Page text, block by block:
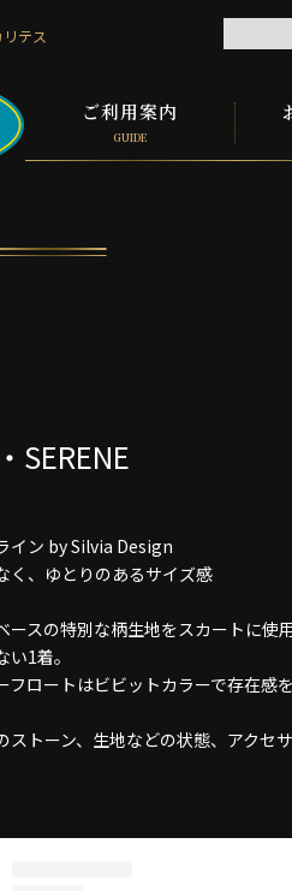
テス
ご利用案内
GUIDE
SERENE
イン by Silvia Design
く、ゆとりのあるサイズ感
ースの特別な柄生地をスカートに使
1着。
フロートはビビットカラーで存在感
ストーン、生地などの状態、アクセ